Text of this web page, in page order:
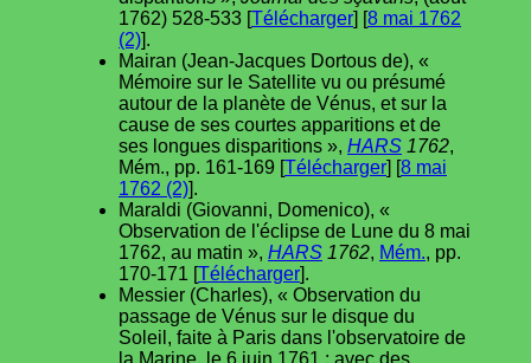
1762) 528-533 [Télécharger] [8 mai 1762
(2)].
Mairan (Jean-Jacques Dortous de), «
Mémoire sur le Satellite vu ou présumé
autour de la planète de Vénus, et sur la
cause de ses courtes apparitions et de
ses longues disparitions », HARS 1762,
Mém., pp. 161-169 [Télécharger] [8 mai
1762 (2)].
Maraldi (Giovanni, Domenico), «
Observation de l'éclipse de Lune du 8 mai
1762, au matin », HARS 1762, Mém., pp.
170-171 [Télécharger].
Messier (Charles), « Observation du
passage de Vénus sur le disque du
Soleil, faite à Paris dans l'observatoire de
la Marine, le 6 juin 1761 ; avec des